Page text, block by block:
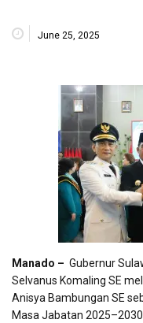
June 25, 2025
Manado – Gubernur
Selvanus Komaling SE
Anisya Bambungan SE
Masa Jabatan